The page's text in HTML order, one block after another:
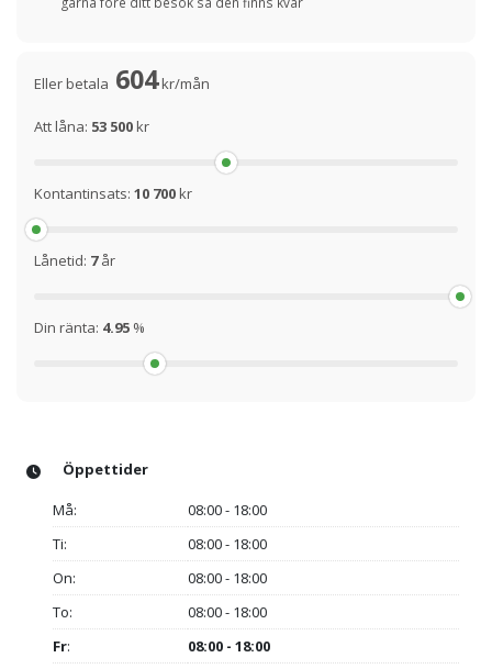
Eller betala 604kr/mån
Att låna: 53 500kr
Kontantinsats: 10 700kr
Lånetid: 7år
Din ränta: 4.95 %
Öppettider
Må:
08:00 - 18:00
Ti:
08:00 - 18:00
On:
08:00 - 18:00
To:
08:00 - 18:00
Fr:
08:00 - 18:00